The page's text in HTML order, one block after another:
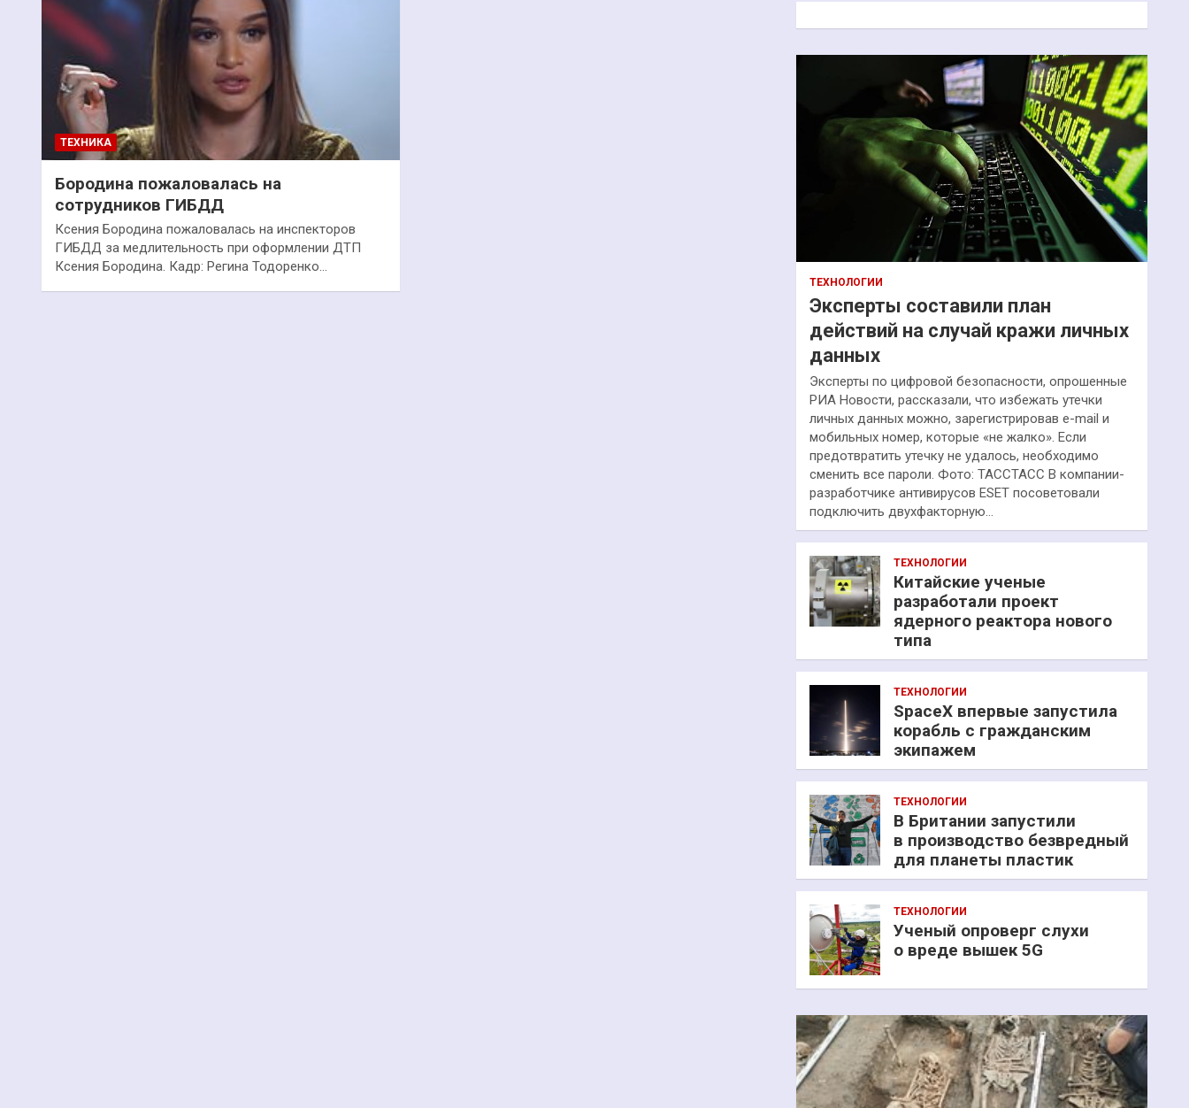
ТЕХНИКА
Бородина пожаловалась на
сотрудников ГИБДД
Ксения Бородина пожаловалась на инспекторов
ГИБДД за медлительность при оформлении ДТП
Ксения Бородина. Кадр: Регина Тодоренко…
к
ТЕХНОЛОГИИ
Эксперты составили план
действий на случай кражи личных
данных
Эксперты по цифровой безопасности, опрошенные
РИА Новости, рассказали, что избежать утечки
личных данных можно, зарегистрировав e-mail и
мобильных номер, которые «не жалко». Если
предотвратить утечку не удалось, необходимо
сменить все пароли. Фото: ТАССТАСС В компании-
разработчике антивирусов ESET посоветовали
подключить двухфакторную…
ТЕХНОЛОГИИ
Китайские ученые
разработали проект
ядерного реактора нового
типа
ТЕХНОЛОГИИ
SpaceX впервые запустила
корабль с гражданским
экипажем
ТЕХНОЛОГИИ
В Британии запустили
в производство безвредный
для планеты пластик
ТЕХНОЛОГИИ
Ученый опроверг слухи
о вреде вышек 5G